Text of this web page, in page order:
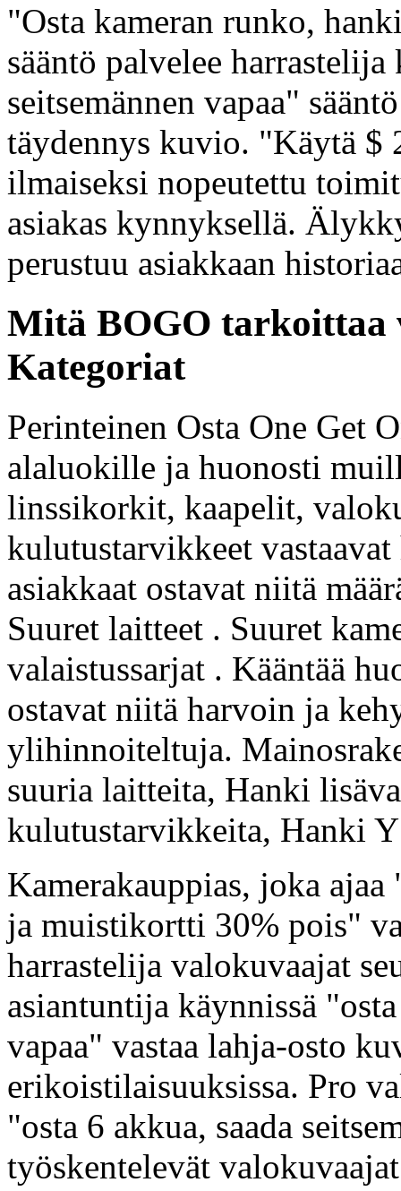
"Osta kameran runko,
sääntö palvelee
seitsemännen vapaa"
täydennys kuvio. "Käytä $
ilmaiseksi nopeutettu
asiakas kynnyksellä.
perustuu asiakkaan
Mitä BOGO tarkoittaa
Kategoriat
Perinteinen Osta One Get
alaluokille ja huonosti
linssikorkit, kaapelit,
kulutustarvikkeet
asiakkaat ostavat niitä
Suuret laitteet . Suuret
valaistussarjat . Kääntää
ostavat niitä harvoin ja
ylihinnoiteltuja.
suuria laitteita, Hanki
kulutustarvikkeita, Hanki
Kamerakauppias, joka
ja muistikortti 30% pois"
harrastelija valokuvaajat
asiantuntija käynnissä
vapaa" vastaa lahja-osto
erikoistilaisuuksissa. Pro
"osta 6 akkua, saada
työskentelevät